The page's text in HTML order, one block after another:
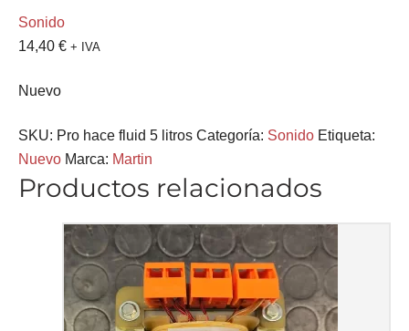
Sonido
14,40 € + IVA
Nuevo
SKU: Pro hace fluid 5 litros Categoría: Sonido Etiqueta:
Nuevo Marca: Martin
Productos relacionados